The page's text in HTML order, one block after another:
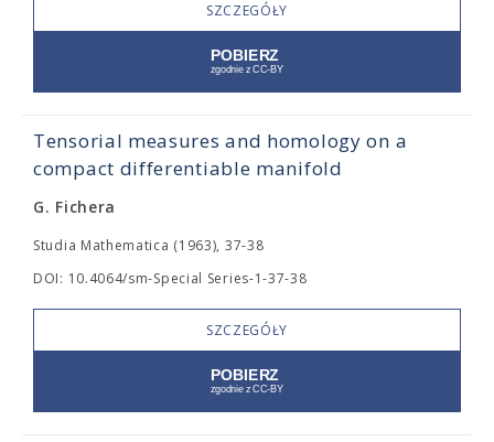
SZCZEGÓŁY
Tensorial measures and homology on a
compact differentiable manifold
G. Fichera
Studia Mathematica (1963), 37-38
DOI: 10.4064/sm-Special Series-1-37-38
SZCZEGÓŁY